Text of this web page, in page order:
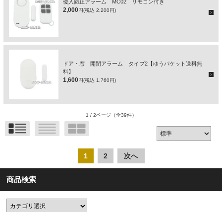
侵入防止アラーム MC02 リモコン付き
2,000円(税込 2,200円)
ドア・窓 開閉アラーム タイプ2【ゆうパケット送料無
料】
1,600円(税込 1,760円)
1 / 2ページ （全39件）
1 2 次へ
商品検索